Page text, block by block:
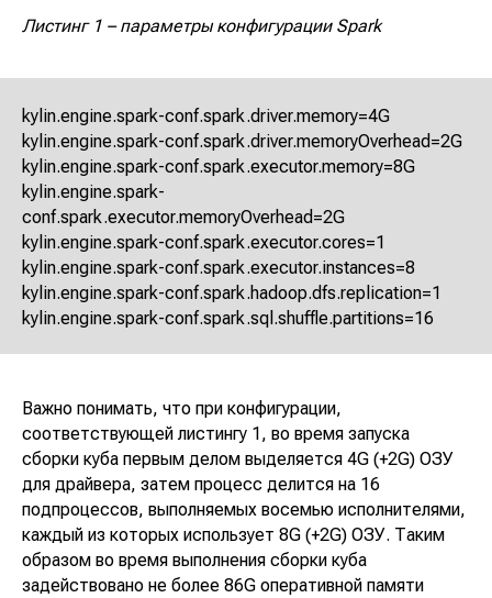
Листинг 1 – параметры конфигурации Spark
kylin.engine.spark-conf.spark.driver.memory=4G
kylin.engine.spark-conf.spark.driver.memoryOverhead=2G
kylin.engine.spark-conf.spark.executor.memory=8G
kylin.engine.spark-
conf.spark.executor.memoryOverhead=2G
kylin.engine.spark-conf.spark.executor.cores=1
kylin.engine.spark-conf.spark.executor.instances=8
kylin.engine.spark-conf.spark.hadoop.dfs.replication=1
kylin.engine.spark-conf.spark.sql.shuffle.partitions=16
Важно понимать, что при конфигурации,
соответствующей листингу 1, во время запуска
сборки куба первым делом выделяется 4G (+2G) ОЗУ
для драйвера, затем процесс делится на 16
подпроцессов, выполняемых восемью исполнителями,
каждый из которых использует 8G (+2G) ОЗУ. Таким
образом во время выполнения сборки куба
задействовано не более 86G оперативной памяти